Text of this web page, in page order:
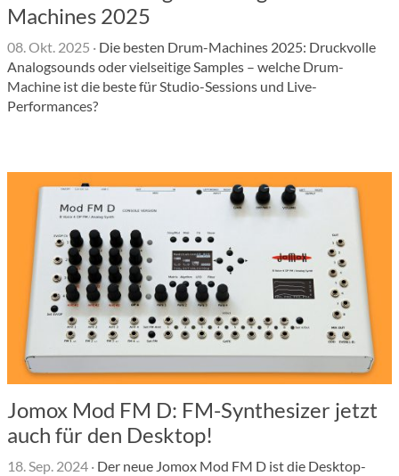
Machines 2025
08. Okt. 2025 · Die besten Drum-Machines 2025: Druckvolle
Analogsounds oder vielseitige Samples – welche Drum-
Machine ist die beste für Studio-Sessions und Live-
Performances?
Jomox Mod FM D: FM-Synthesizer jetzt
auch für den Desktop!
18. Sep. 2024 · Der neue Jomox Mod FM D ist die Desktop-